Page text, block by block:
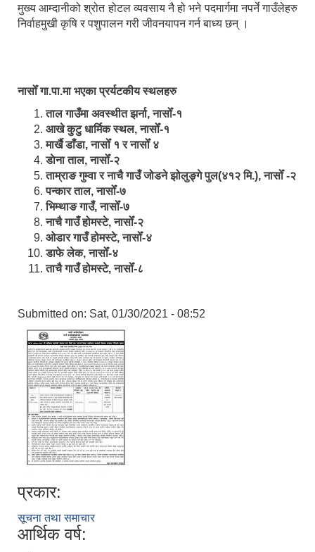
मुख्य आम्दानीको श्रोत होटल व्यवसाय नै हो भने पदमार्गमा नपर्ने गाउँलेहरु
निर्वाहमुखी कृषि र पशुपालन गरी जीवनयापन गर्न बाध्य छन् ।
नासोँ गा.पा.मा भएका प्रर्यटकीय स्थलहरु
ताल गाउँमा अवस्थीत झर्ना, नासोँ-१
आखे कुटु धार्मिक स्थल, नासोँ-१
मार्खै डाँडा, नासोँ १ र नासोँ ४
डाेना ताल, नासोँ-२
ताम्राङ गुम्वा र नाचै गाउँ जोडने झोलुङ्गे पुल(४१२ मि.), नासोँ -२
पन्कार ताल, नासोँ-७
भिम्थाङ गाउँ, नासोँ-७
नाचै गाउँ होमस्टे, नासोँ-२
ओ‍‍‌डार गाउँ होमस्टे, नासोँ-४
डाफे लेक, नासोँ-४
ताचै गाउँ होमस्टे, नासोँ-८
Submitted on: Sat, 01/30/2021 - 08:52
प्रकार:
सूचना तथा समाचार
आर्थिक वर्ष: